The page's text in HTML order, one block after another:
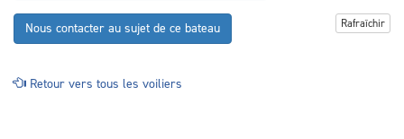
Nous contacter au sujet de ce bateau Rafraîchir
Retour vers tous les voiliers